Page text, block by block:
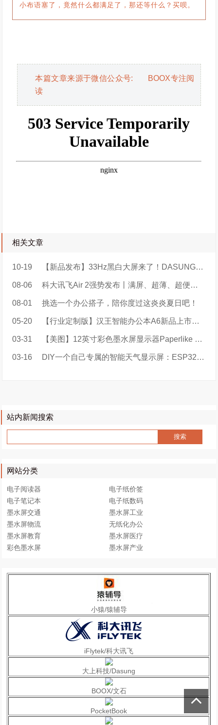
小布语塞了，竟然什么都满足了，那还等什么？买呗。
本篇文章来源于微信公众号: BOOX专注阅
读
相关文章
10-19 【新品发布】33Hz黑白大屏来了！DASUNG新一代超高刷墨水屏显示器Paperlike 253（革命者），遥遥领先！
08-06 科大讯飞Air 2强势发布丨满屏、超薄、超便捷，AIAide更懂你！
08-01 挑选一个办公搭子，陪你度过这炎炎夏日吧！
05-20 【行业定制版】汉王智能办公本A6新品上市：智会议，轻办公
03-31 【美图】12英寸彩色墨水屏显示器Paperlike Color实拍大放送
03-16 DIY一个自己专属的智能天气显示屏：ESP32-Weather-EPD
站内新闻搜索
网站分类
电子阅读器
电子纸价签
电子笔记本
电子纸数码
墨水屏交通
墨水屏工业
墨水屏物流
无纸化办公
墨水屏教育
墨水屏医疗
彩色墨水屏
墨水屏产业
小猿/猿辅导
iFlytek/科大讯飞
大上科技/Dasung
BOOX/文石
PocketBook